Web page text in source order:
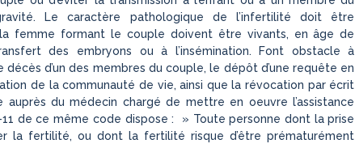
Le caractère pathologique de l’infertilité doit être
femme formant le couple doivent être vivants, en âge de
des embryons ou à l’insémination. Font obstacle à
d’un des membres du couple, le dépôt d’une requête en
de la communauté de vie, ainsi que la révocation par écrit
du médecin chargé de mettre en oeuvre l’assistance
11 de ce même code dispose : » Toute personne dont la prise
la fertilité, ou dont la fertilité risque d’être prématurément